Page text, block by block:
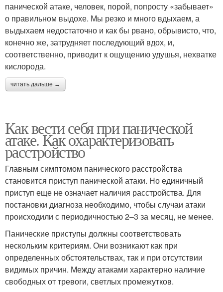
панической атаке, человек, порой, попросту «забывает»
о правильном выдохе. Мы резко и много вдыхаем, а
выдыхаем недостаточно и как бы рвано, обрывисто, что,
конечно же, затрудняет последующий вдох, и,
соответственно, приводит к ощущению удушья, нехватке
кислорода.
читать дальше →
Как вести себя при панической
атаке. Как охарактеризовать
расстройство
Главным симптомом панического расстройства
становится приступ панической атаки. Но единичный
приступ еще не означает наличия расстройства. Для
постановки диагноза необходимо, чтобы случаи атаки
происходили с периодичностью 2–3 за месяц, не менее.
Панические приступы должны соответствовать
нескольким критериям. Они возникают как при
определенных обстоятельствах, так и при отсутствии
видимых причин. Между атаками характерно наличие
свободных от тревоги, светлых промежутков.